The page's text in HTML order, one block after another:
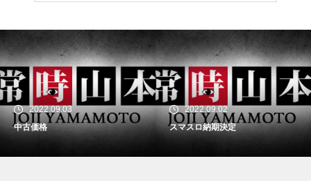
2022.09.03
中古価格
2022.09.02
スマスロ納期決定